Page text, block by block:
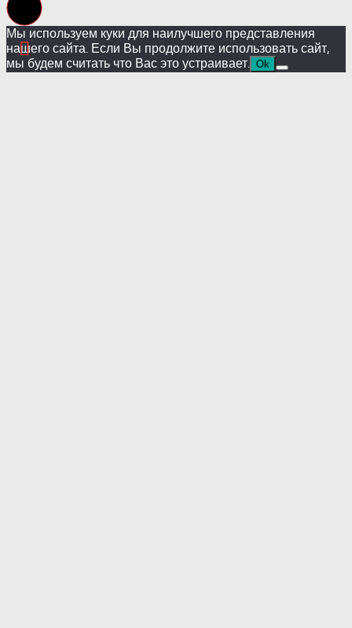
Мы используем куки для наилучшего представления
нашего сайта. Если Вы продолжите использовать сайт,
мы будем считать что Вас это устраивает. Ok